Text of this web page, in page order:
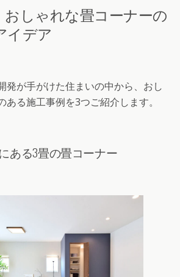
おしゃれな畳コーナーの
イデア
発が手がけた住まいの中から、おし
ある施工事例を3つご紹介します。
ある3畳の畳コーナー